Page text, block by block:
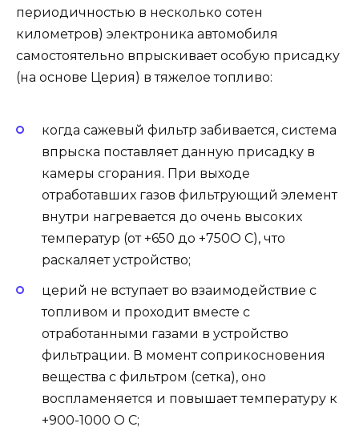
периодичностью в несколько сотен
километров) электроника автомобиля
самостоятельно впрыскивает особую присадку
(на основе Церия) в тяжелое топливо:
когда сажевый фильтр забивается, система
впрыска поставляет данную присадку в
камеры сгорания. При выходе
отработавших газов фильтрующий элемент
внутри нагревается до очень высоких
температур (от +650 до +750О С), что
раскаляет устройство;
церий не вступает во взаимодействие с
топливом и проходит вместе с
отработанными газами в устройство
фильтрации. В момент соприкосновения
вещества с фильтром (сетка), оно
воспламеняется и повышает температуру к
+900-1000 О С;